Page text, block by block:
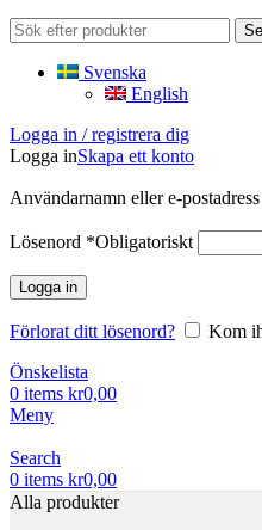
Svenska
English
Logga in / registrera dig
Logga inSkapa ett konto
Användarnamn eller e-postadress
Lösenord *Obligatoriskt
Logga in
Förlorat ditt lösenord?
Kom
Önskelista
0 items kr0,00
Meny
Search
0 items kr0,00
Alla produkter